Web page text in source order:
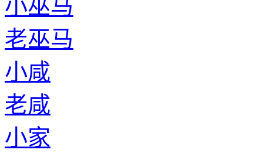
小巫马
老巫马
小咸
老咸
小家